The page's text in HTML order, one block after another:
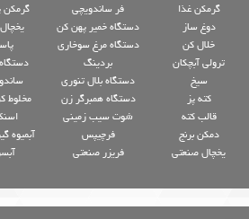
گرمکن غذا
دوغ ساز
خلال کن
ترولی آبچکان
سیخ
کته پز
قالب کته
دمکن برنج
یخچال صنعتی
فر ساندویچی
دستگاه خمیر پهن کن
دستگاه مرغ سوخاری
بردینگ
دستگاه بلال تنوری
دستگاه همبرگر زن
شوت سیب زمینی
فرچیپس
فریزر صنعتی
گرمکن
مخلوط
آبمیوه